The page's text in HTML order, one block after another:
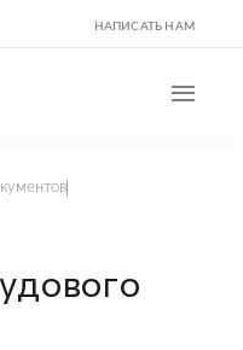
НАПИСАТЬ НАМ